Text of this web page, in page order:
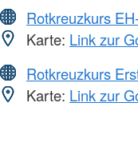
Rotkreuzkurs
Karte: Link zur
Rotkreuzkurs
Karte: Link zur